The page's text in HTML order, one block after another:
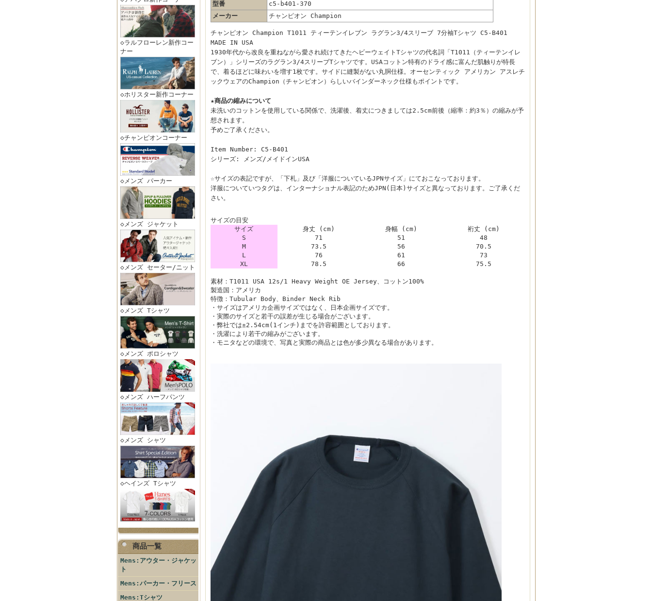
◇ラルフローレン新作コー
ナー
◇ホリスター新作コーナー
◇チャンピオンコーナー
◇メンズ パーカー
◇メンズ ジャケット
◇メンズ セーター/ニット
◇メンズ Tシャツ
◇メンズ ポロシャツ
◇メンズ ハーフパンツ
◇メンズ シャツ
◇ヘインズ Tシャツ
商品一覧
Mens:アウター・ジャケッ
ト
Mens:パーカー・フリース
Mens:Tシャツ
型番
c5-b401-370
メーカー
チャンピオン Champion
チャンピオン Champion T1011 ティーテンイレブン ラグラン3/4スリーブ 7分袖Tシャツ C5-B401
MADE IN USA
1930年代から改良を重ねながら愛され続けてきたヘビーウェイトTシャツの代名詞「T1011（ティーテンイレ
ブン）」シリーズのラグラン3/4スリーブTシャツです。USAコットン特有のドライ感に富んだ肌触りが特長
で、着るほどに味わいを増す1枚です。サイドに縫製がない丸胴仕様。オーセンティック アメリカン アスレチ
ックウェアのChampion（チャンピオン）らしいバインダーネック仕様もポイントです。
★商品の縮みについて
未洗いのコットンを使用している関係で、洗濯後、着丈につきましては2.5cm前後（縮率：約3％）の縮みが予
想されます。
予めご了承ください。
Item Number: C5-B401
シリーズ: メンズ/メイドインUSA
☆サイズの表記ですが、「下札」及び「洋服についているJPNサイズ」にておこなっております。
洋服についていつタグは、インターナショナル表記のためJPN(日本)サイズと異なっております。ご了承くだ
さい。
サイズの目安
サイズ
身丈 (cm) 身幅 (cm)
裄丈 (cm)
S
71 51
48
M
73.5 56
70.5
L
76 61
73
XL
78.5 66 75.5
素材：T1011 USA 12s/1 Heavy Weight OE Jersey、コットン100%
製造国：アメリカ
特徴：Tubular Body、Binder Neck Rib
・サイズはアメリカ企画サイズではなく、日本企画サイズです。
・実際のサイズと若干の誤差が生じる場合がございます。
・弊社では±2.54cm(1インチ)までを許容範囲としております。
・洗濯により若干の縮みがございます。
・モニタなどの環境で、写真と実際の商品とは色が多少異なる場合があります。